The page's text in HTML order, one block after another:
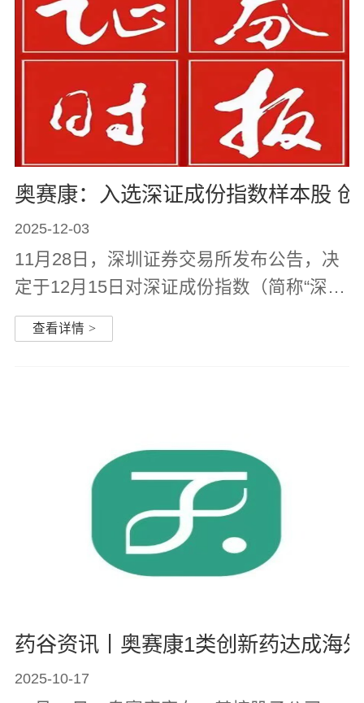
奥赛康：入选深证成份指数样本股
2025-12-03
11月28日，深圳证券交易所发布公告，决
定于12月15日对深证成份指数（简称“深证
成指”）样本股实施调整。此次调整中，奥
赛康（002755.SZ）凭借稳健的经营业
查看详情 >
药谷资讯丨奥赛康1类创新药达成海
2025-10-17